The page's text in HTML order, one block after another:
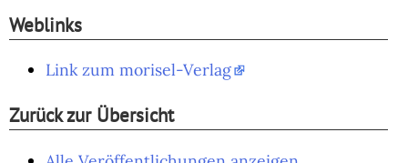
Weblinks
Link zum morisel-Verlag
Zurück zur Übersicht